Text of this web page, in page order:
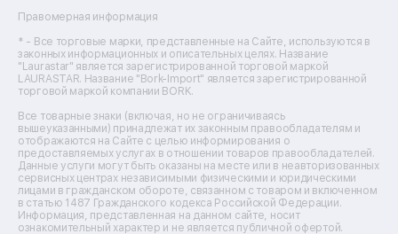
Ремонт фенов
Ремонт цифровых биноклей
Ремонт тепловизоров
Ремонт массажных кресел
Ремонт водонагревателей
Ремонт вытяжек
Ремонт источников бесперебойного питания
Ремонт пароварок
Ремонт микшерных пультов
Ремонт dj-пультов
Ремонт кухонных плит
Ремонт стедикамов
Ремонт оптических прицелов
Ремонт электровелосипедов
Правомерная информация
* - Все торговые марки, представленные на Сайте, используются в
законных информационных и описательных целях. Название
"Laurastar" является зарегистрированной торговой маркой
LAURASTAR. Название "Bork-Import" является зарегистрированной
торговой маркой компании BORK.
Все товарные знаки (включая, но не ограничиваясь
вышеуказанными) принадлежат их законным правообладателям и
отображаются на Сайте с целью информирования о
предоставляемых услугах в отношении товаров правообладателей.
Данные услуги могут быть оказаны на месте или в неавторизованных
сервисных центрах независимыми физическими и юридическими
лицами в гражданском обороте, связанном с товаром и включенном
в статью 1487 Гражданского кодекса Российской Федерации.
Информация, представленная на данном сайте, носит
ознакомительный характер и не является публичной офертой.